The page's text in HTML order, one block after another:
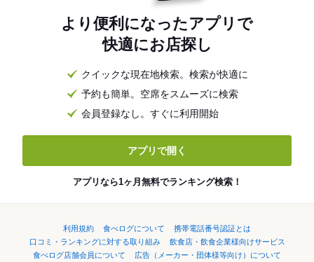
より便利になったアプリで
快適にお店探し
クイックな現在地検索。検索が快適に
予約も簡単。空席をスムーズに検索
会員登録なし。すぐに利用開始
アプリで開く
アプリなら1ヶ月無料でランキング検索！
利用規約 食べログについて
携帯電話番号認証とは
口コミ・ランキングに対する取り組み
飲食店・飲食企業様向けサービス
食べログ店舗会員について
広告（メーカー・団体様等向け）について